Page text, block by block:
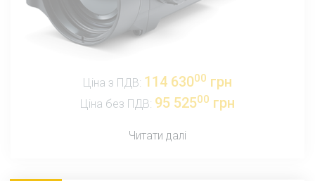
Ціна з ПДВ: 114 63000 грн
Ціна без ПДВ: 95 52500 грн
Читати далі